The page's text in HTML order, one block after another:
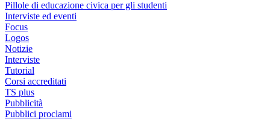
Pillole di educazione civica per gli studenti
Interviste ed eventi
Focus
Logos
Notizie
Interviste
Tutorial
Corsi accreditati
TS plus
Pubblicità
Pubblici proclami